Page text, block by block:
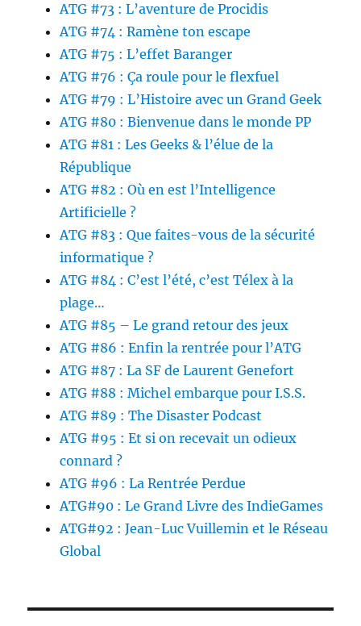
ATG #73 : L’aventure de Procidis
ATG #74 : Ramène ton escape
ATG #75 : L’effet Baranger
ATG #76 : Ça roule pour le flexfuel
ATG #79 : L’Histoire avec un Grand Geek
ATG #80 : Bienvenue dans le monde PP
ATG #81 : Les Geeks & l’élue de la
République
ATG #82 : Où en est l’Intelligence
Artificielle ?
ATG #83 : Que faites-vous de la sécurité
informatique ?
ATG #84 : C’est l’été, c’est Télex à la
plage…
ATG #85 – Le grand retour des jeux
ATG #86 : Enfin la rentrée pour l’ATG
ATG #87 : La SF de Laurent Genefort
ATG #88 : Michel embarque pour I.S.S.
ATG #89 : The Disaster Podcast
ATG #95 : Et si on recevait un odieux
connard ?
ATG #96 : La Rentrée Perdue
ATG#90 : Le Grand Livre des IndieGames
ATG#92 : Jean-Luc Vuillemin et le Réseau
Global